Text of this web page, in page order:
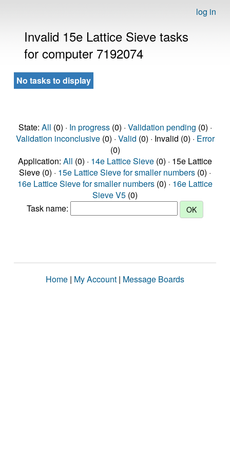
log in
Invalid 15e Lattice Sieve tasks
for computer 7192074
No tasks to display
State: All (0) · In progress(0) · Validation pending (0) ·
Validation inconclusive(0) · Valid (0) · Invalid (0) · Error
(0)
Application: All (0) · 14e Lattice Sieve (0) · 15e Lattice
Sieve (0) · 15e Lattice Sieve for smaller numbers (0) ·
16e Lattice Sieve for smaller numbers (0) · 16e Lattice
Sieve V5 (0)
Task name:
Home | My Account | Message Boards